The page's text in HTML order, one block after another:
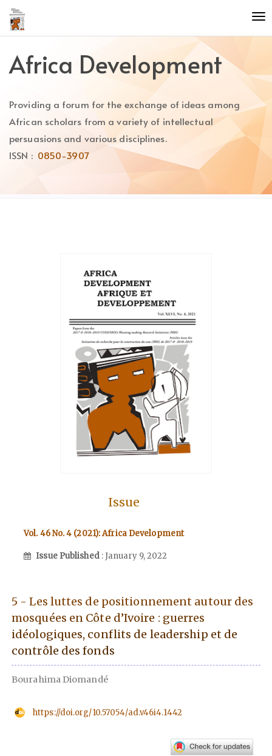
Quick
jump
to
content
Main
Main
Content
Africa Development
Providing a forum for the exchange of ideas among
African scholars from a variety of intellectual
persuasions and various disciplines.
ISSN : 0850-3907
Issue
Vol. 46 No. 4 (2021): Africa Development
Issue Published : January 9, 2022
5 - Les luttes de positionnement autour des
mosquées en Côte d’Ivoire : guerres
idéologiques, conflits de leadership et de
contrôle des fonds
Bourahima Diomandé
https://doi.org/10.57054/ad.v46i4.1442